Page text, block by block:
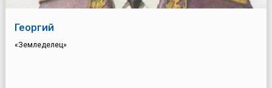
Георгий
«Земледелец»